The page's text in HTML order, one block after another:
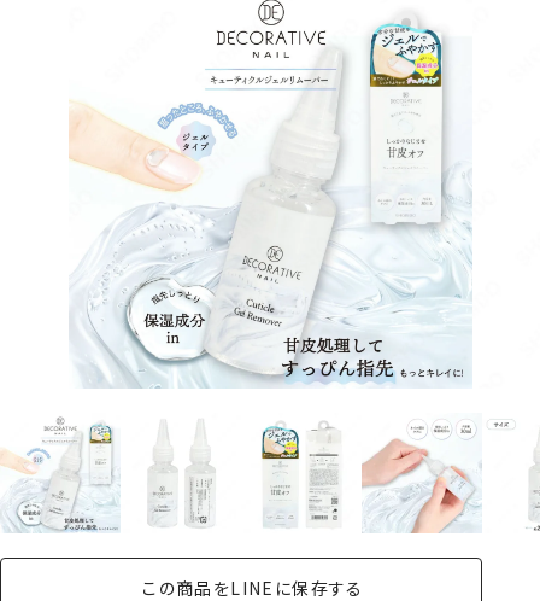
この商品をLINEに保存する